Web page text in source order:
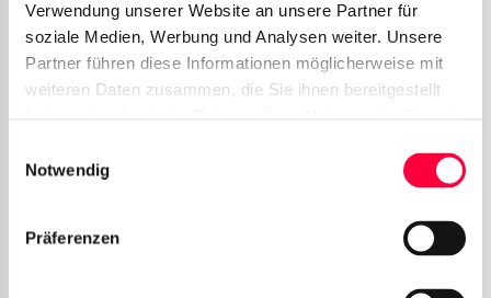
Verwendung unserer Website an unsere Partner für
soziale Medien, Werbung und Analysen weiter. Unsere
Partner führen diese Informationen möglicherweise mit
weiteren Daten zusammen, die Sie ihnen bereitgestellt
Cookies, wenn Sie unsere Webseite weiterhin nutzen.
Notwendig
Präferenzen
Chat: Aktuelle und vergangene
Textkonversationen.
Angebote.